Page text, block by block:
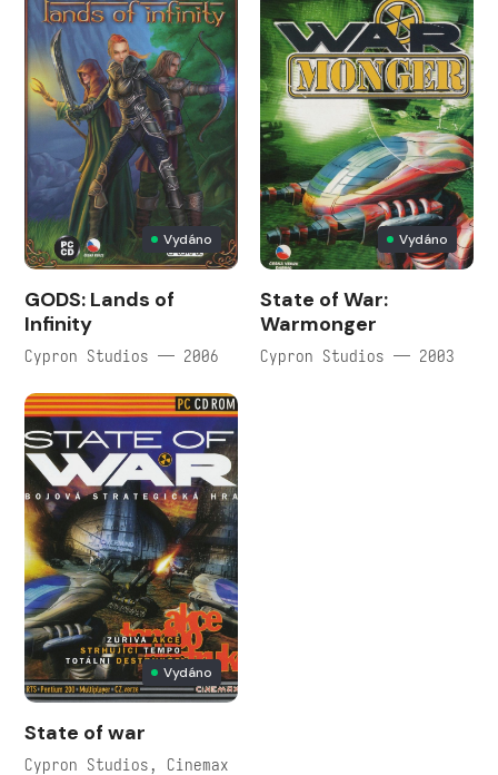
Vydáno
GODS: Lands of
Infinity
Cypron Studios — 2006
Vydáno
State of War:
Warmonger
Cypron Studios — 2003
Vydáno
State of war
Cypron Studios, Cinemax